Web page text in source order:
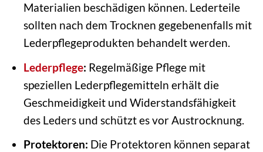
Materialien beschädigen können. Lederteile
sollten nach dem Trocknen gegebenenfalls mit
Lederpflegeprodukten behandelt werden.
Lederpflege: Regelmäßige Pflege mit
speziellen Lederpflegemitteln erhält die
Geschmeidigkeit und Widerstandsfähigkeit
des Leders und schützt es vor Austrocknung.
Protektoren: Die Protektoren können separat